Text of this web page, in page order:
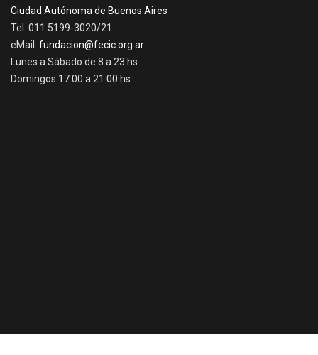
Ciudad Autónoma de Buenos Aires
Tel. 011 5199-3020/21
eMail: fundacion@fecic.org.ar
Lunes a Sábado de 8 a 23 hs
Domingos 17.00 a 21.00 hs